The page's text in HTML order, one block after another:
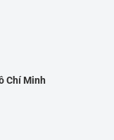
Chí Minh